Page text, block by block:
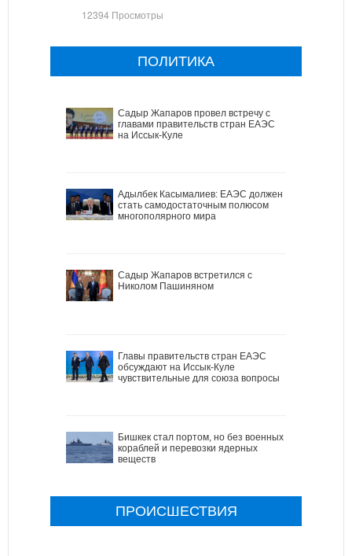
12394 Просмотры
ПОЛИТИКА
Садыр Жапаров провел встречу с
главами правительств стран ЕАЭС
на Иссык-Куле
Адылбек Касымалиев: ЕАЭС должен
стать самодостаточным полюсом
многополярного мира
Садыр Жапаров встретился с
Николом Пашиняном
Главы правительств стран ЕАЭС
обсуждают на Иссык-Куле
чувствительные для союза вопросы
Бишкек стал портом, но без военных
кораблей и перевозки ядерных
веществ
ПРОИСШЕСТВИЯ